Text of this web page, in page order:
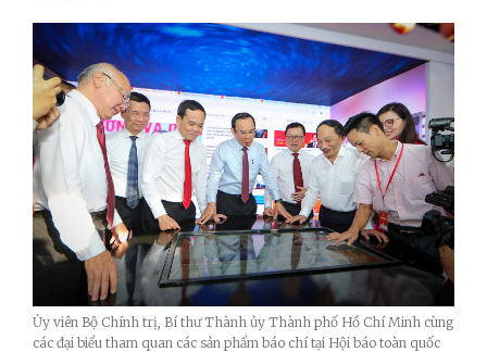
Ủy viên Bộ Chính trị, Bí thư Thành ủy Thành phố Hồ Chí Minh cùng
các đại biểu tham quan các sản phẩm báo chí tại Hội báo toàn quốc